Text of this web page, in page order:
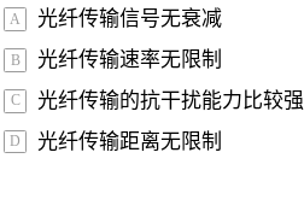
A 光纤传输信号无衰减
B 光纤传输速率无限制
C 光纤传输的抗干扰能力比较强
D 光纤传输距离无限制